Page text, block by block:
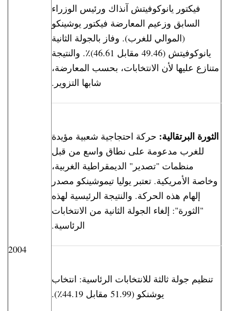
2004
فيكتور يانوكوفيتش آنذاك ورئيس الوزراء
السابق وزعيم المعارضة فيكتور يوشينكو
(الموالي للغرب). وفاز بالجولة الثانية
يانوكوفيتش (49.46 مقابل 46.61)٪. والنتيجة
متنازع عليها لأن الانتخابات، بحسب المعارضة،
شابها التزوير.
الثورة البرتقالية: حركة احتجاجية شعبية مؤيدة
للغرب مدعومة على نطاق واسع من قبل
منظمات "تصدير" الديمقراطية الغربية،
وخاصة الأمريكية. تعتبر يوليا تيموشينكو مصدر
إلهام هذه الحركة. والنتيجة الرئيسية لهذه
"الثورة": إلغاء الجولة الثانية من الانتخابات
الرئاسية.
تنظيم جولة ثالثة للانتخابات الرئاسية: انتخاب
يوشنكو (51.99 مقابل 44.19٪).